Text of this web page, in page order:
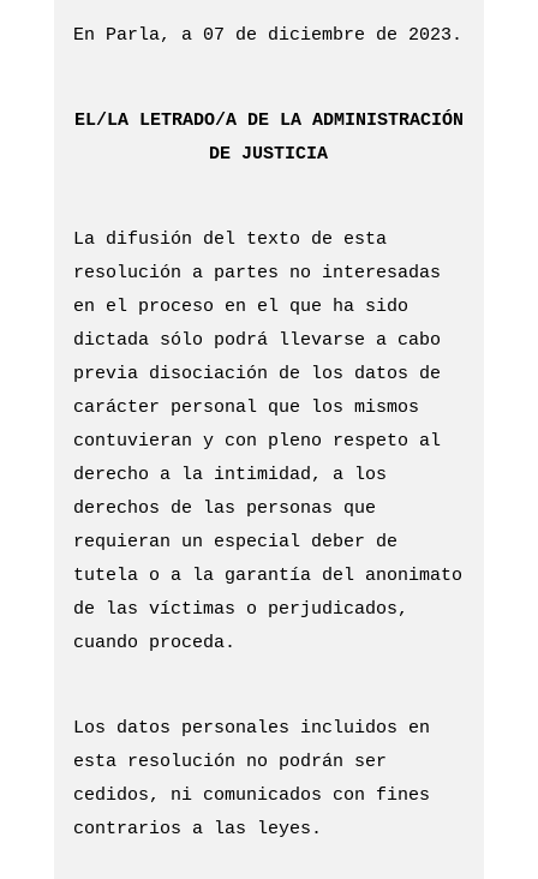
En Parla, a 07 de diciembre de 2023.
EL/LA LETRADO/A DE LA ADMINISTRACIÓN
DE JUSTICIA
La difusión del texto de esta
resolución a partes no interesadas
en el proceso en el que ha sido
dictada sólo podrá llevarse a cabo
previa disociación de los datos de
carácter personal que los mismos
contuvieran y con pleno respeto al
derecho a la intimidad, a los
derechos de las personas que
requieran un especial deber de
tutela o a la garantía del anonimato
de las víctimas o perjudicados,
cuando proceda.
Los datos personales incluidos en
esta resolución no podrán ser
cedidos, ni comunicados con fines
contrarios a las leyes.